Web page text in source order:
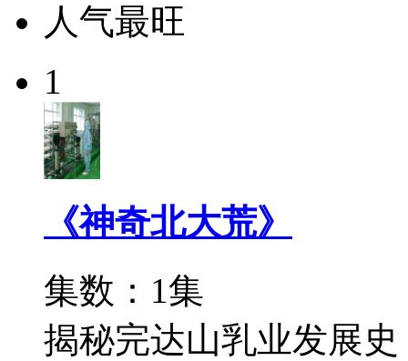
人气最旺
1
《神奇北大荒》
集数：1集
揭秘完达山乳业发展史